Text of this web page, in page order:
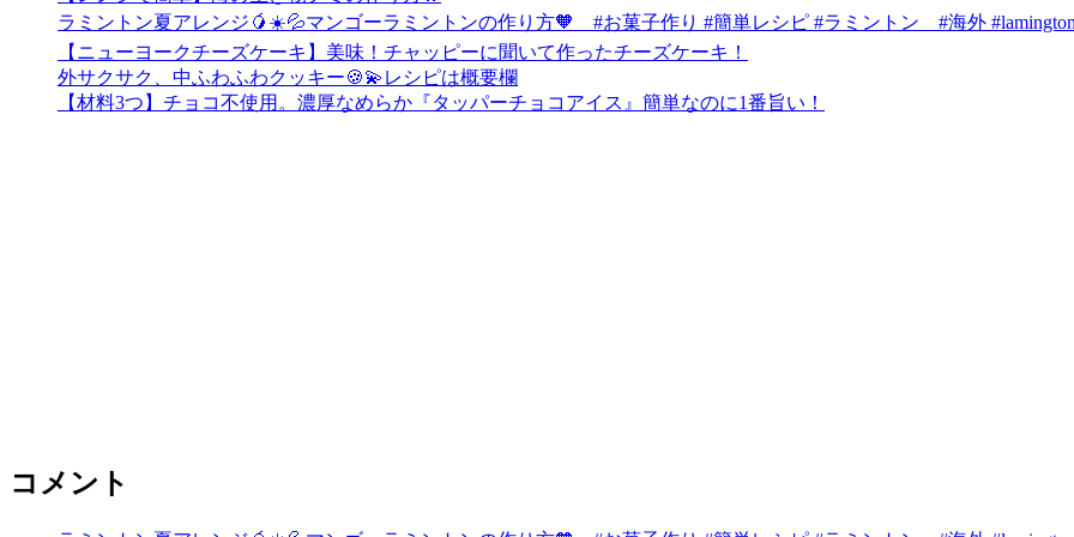
ラミントン夏アレンジ🥭☀️💦マンゴーラミントンの作り方🧡 #お菓子作り #簡単レシピ #ラミントン #海外
【ニューヨークチーズケーキ】美味！チャッピーに聞いて作ったチーズケーキ！
外サクサク、中ふわふわクッキー🍪💫レシピは概要欄
【材料3つ】チョコ不使用。濃厚なめらか『タッパーチョコアイス』簡単なのに1番旨い！
コメント